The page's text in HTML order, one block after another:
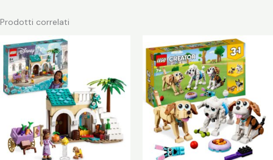
Prodotti correlati